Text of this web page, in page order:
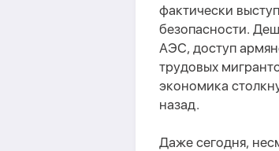
фактически
безопасности.
АЭС, доступ
трудовых
экономика
назад.
Даже сегодня,